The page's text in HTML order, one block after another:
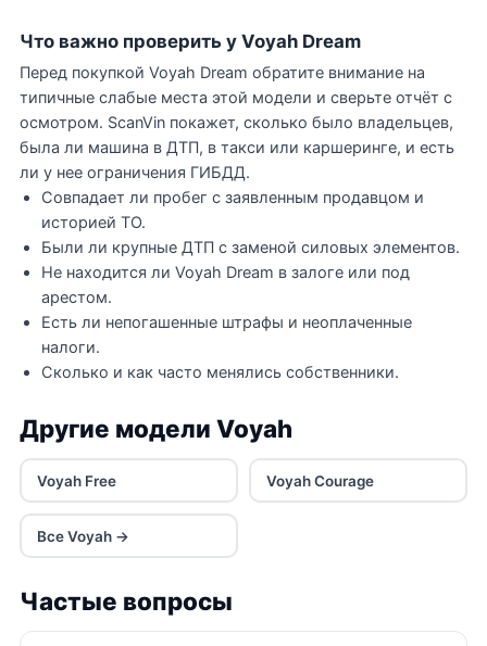
Что важно проверить у Voyah Dream
Перед покупкой Voyah Dream обратите внимание на
типичные слабые места этой модели и сверьте отчёт с
осмотром. ScanVin покажет, сколько было владельцев,
была ли машина в ДТП, в такси или каршеринге, и есть
ли у нее ограничения ГИБДД.
Совпадает ли пробег с заявленным продавцом и
историей ТО.
Были ли крупные ДТП с заменой силовых элементов.
Не находится ли Voyah Dream в залоге или под
арестом.
Есть ли непогашенные штрафы и неоплаченные
налоги.
Сколько и как часто менялись собственники.
Другие модели Voyah
Voyah Free Voyah Courage
Все Voyah →
Частые вопросы